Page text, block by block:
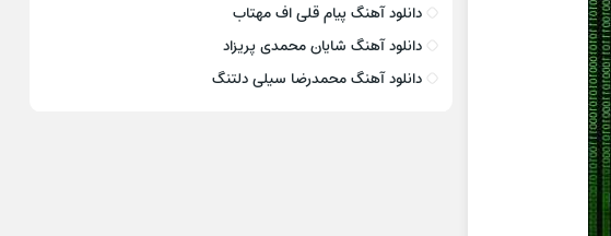
دانلود آهنگ پیام قلی اف مهتاب
دانلود آهنگ شایان محمدی پریزاد
دانلود آهنگ محمدرضا سیلی دلتنگ